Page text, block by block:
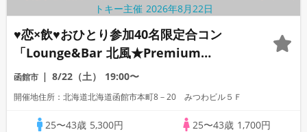
♥恋×飲♥おひとり参加40名限定合コン
「Lounge&Bar 北風★Premium
Night」着席＆フリースタイル/連絡先交換
自由/飲み放題付き
函館市 8/22（土） 19:00〜
開催地住所：北海道北海道函館市本町8－20 みつわビル５Ｆ
25〜43歳 5,300円
25〜43歳 1,700円